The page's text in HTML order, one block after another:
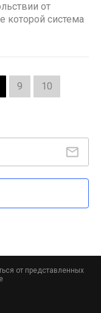
от
которой система
9 10
от представленных